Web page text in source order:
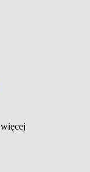
więcej